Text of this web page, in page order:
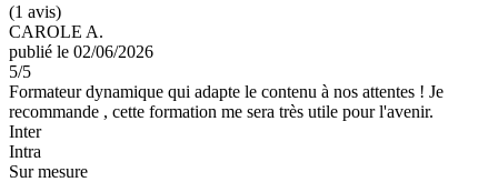
(1 avis)
CAROLE A.
publié le 02/06/2026
5/5
Formateur dynamique qui adapte le contenu à nos attentes ! Je
recommande , cette formation me sera très utile pour l'avenir.
Inter
Intra
Sur mesure